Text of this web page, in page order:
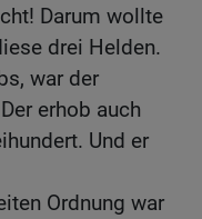
Darum wollte
drei Helden.
war der
erhob auch
Und er
Ordnung war